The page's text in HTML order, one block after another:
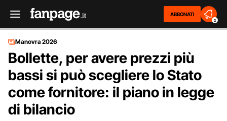
ABBONATI
2
Manovra 2026
Bollette, per avere prezzi più
bassi si può scegliere lo Stato
come fornitore: il piano in legge
di bilancio